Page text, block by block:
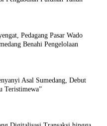
Pedagang Pasar Wado
Benahi Pengelolaan
Asal Sumedang, Debut
Teristimewa”